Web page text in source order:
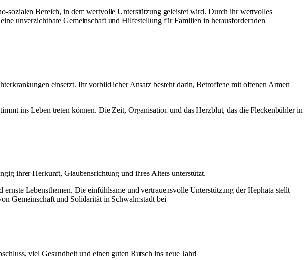
sozialen Bereich, in dem wertvolle Unterstützung geleistet wird. Durch ihr wertvolles
unverzichtbare Gemeinschaft und Hilfestellung für Familien in herausfordernden
einsetzt. Ihr vorbildlicher Ansatz besteht darin, Betroffene mit offenen Armen
ins Leben treten können. Die Zeit, Organisation und das Herzblut, das die Fleckenbühler in
ihrer Herkunft, Glaubensrichtung und ihres Alters unterstützt.
Lebensthemen. Die einfühlsame und vertrauensvolle Unterstützung der Hephata stellt
Gemeinschaft und Solidarität in Schwalmstadt bei.
viel Gesundheit und einen guten Rutsch ins neue Jahr!